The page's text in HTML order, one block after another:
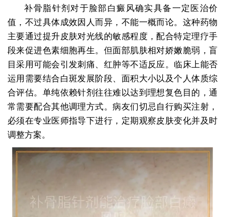
补骨脂针剂对于脸部白癜风确实具备一定医治价
值，不过具体成效因人而异，不能一概而论。这种药物
主要通过提升皮肤对光线的敏感程度，配合特定理疗手
段来促进色素细胞再生。但面部肌肤相对娇嫩脆弱，盲
目采用可能会引发刺痛、红肿等不适反应。临床上能否
运用需要结合白斑发展阶段、面积大小以及个人体质综
合评估。单纯依赖针剂往往难以达到理想复色目的，通
常需要配合其他调理方式。病友们切忌自行购买注射，
必须在专业医师指导下进行，定期观察皮肤变化并及时
调整方案。